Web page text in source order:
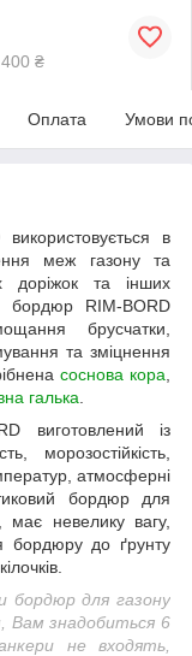
₴
Оплата Умови
використовується в
меж газону та
доріжок та інших
бордюр RIM-BORD
брусчатки,
та зміцнення
соснова кора
галька
виготовлений із
морозостійкість,
атмосферні
бордюр для
має невелику вагу,
бордюру до ґрунту
бордюр для газону
Вам знадобиться 6
не входять,